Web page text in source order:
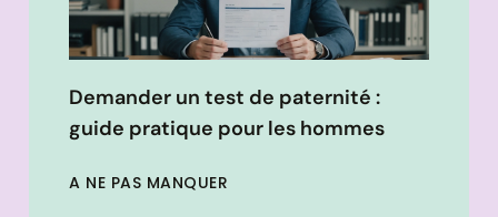
Demander un test de paternité :
guide pratique pour les hommes
A NE PAS MANQUER